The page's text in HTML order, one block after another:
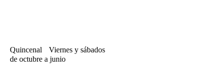
Quincenal Viernes y sábados
de octubre a junio